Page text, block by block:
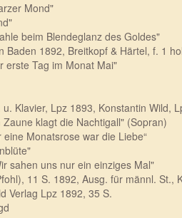
Mond"
beim Blendeglanz des Goldes"
Baden 1892, Breitkopf & Härtel, f. 1
erste Tag im Monat Mai"
Klavier, Lpz 1893, Konstantin Wild,
klagt die Nachtigall" (Sopran)
Monatsrose war die Liebe“
sahen uns nur ein einziges Mal"
11 S. 1892, Ausg. für männl. St.,
Verlag Lpz 1892, 35 S.